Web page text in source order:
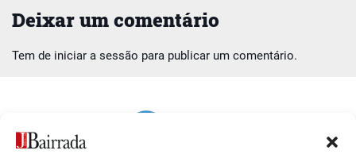
Deixar um comentário
Tem de iniciar a sessão para publicar um comentário.